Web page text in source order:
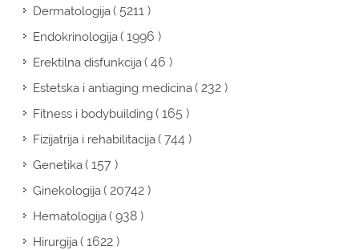
Dermatologija( 5211 )
Endokrinologija( 1996 )
Erektilna disfunkcija( 46 )
Estetska i antiaging medicina( 232 )
Fitness i bodybuilding( 165 )
Fizijatrija i rehabilitacija( 744 )
Genetika( 157 )
Ginekologija( 20742 )
Hematologija( 938 )
Hirurgija( 1622 )